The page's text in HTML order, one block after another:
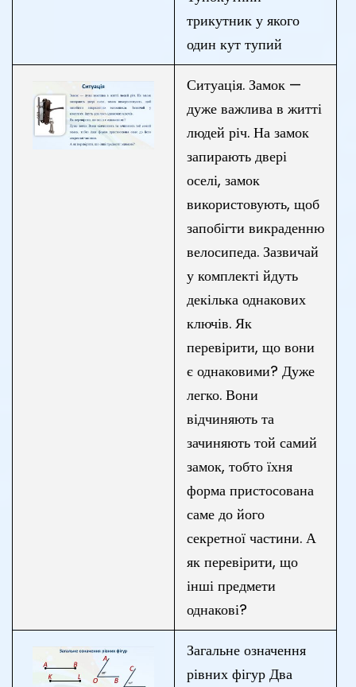
трикутник у якого
один кут тупий
Ситуація. Замок —
дуже важлива в житті
людей річ. На замок
запирають двері
оселі, замок
використовують, щоб
запобігти викраденню
велосипеда. Зазвичай
у комплекті йдуть
декілька однакових
ключів. Як
перевірити, що вони
є однаковими? Дуже
легко. Вони
відчиняють та
зачиняють той самий
замок, тобто їхня
форма пристосована
саме до його
секретної частини. А
як перевірити, що
інші предмети
однакові?
Загальне означення
рівних фігур Два